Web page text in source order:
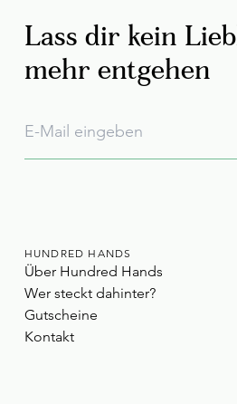
HUNDRED HANDS
Über Hundred Hands
Wer steckt dahinter?
Gutscheine
Kontakt
Lass dir kein
mehr entgehen